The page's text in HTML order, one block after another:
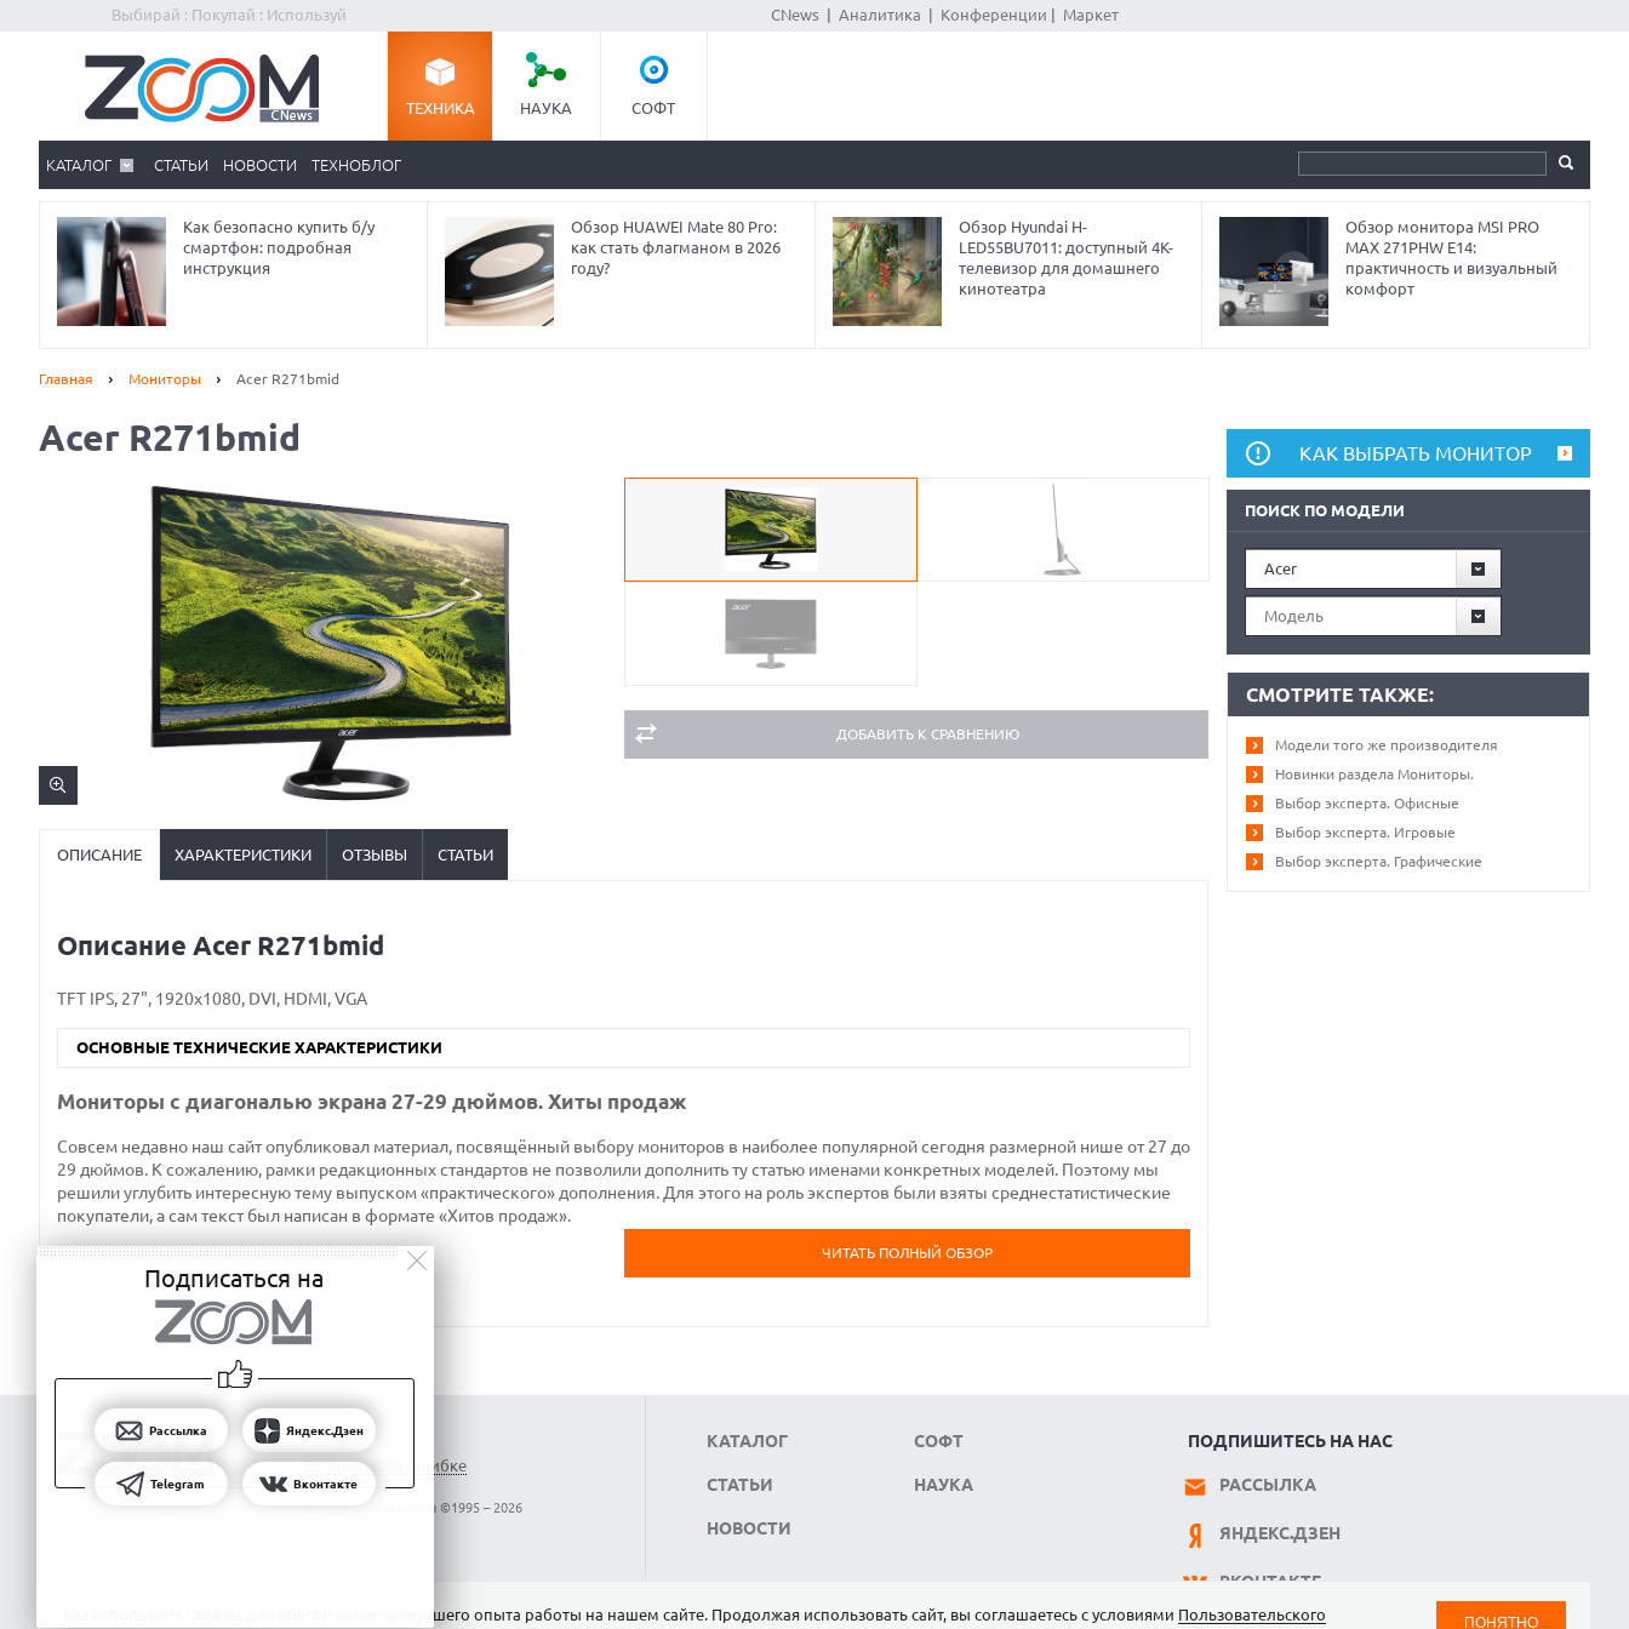
Выбирай : Покупай : Используй CNews| Аналитика Конференции Маркет
ТЕХНИКА НАУКА СОФТ
КАТАЛОГ СТАТЬИ НОВОСТИ ТЕХНОБЛОГ
Как безопасно купить б/у
смартфон: подробная
инструкция
Обзор HUAWEI Mate 80 Pro:
как стать флагманом в 2026
году?
Обзор Hyundai H-
LED55BU7011: доступный 4K-
телевизор для домашнего
кинотеатра
Обзор монитора MSI PRO
MAX 271PHW E14:
практичность и визуальный
комфорт
Главная Мониторы Acer R271bmid
Acer R271bmid
ДОБАВИТЬ К СРАВНЕНИЮ
ОПИСАНИЕ ХАРАКТЕРИСТИКИ ОТЗЫВЫ СТАТЬИ
Описание Acer R271bmid
TFT IPS, 27", 1920x1080, DVI, HDMI, VGA
ОСНОВНЫЕ ТЕХНИЧЕСКИЕ ХАРАКТЕРИСТИКИ
Мониторы с диагональю экрана 27-29 дюймов. Хиты продаж
Совсем недавно наш сайт опубликовал материал, посвящённый выбору мониторов в наиболее популярной сегодня размерной нише от 27 до
29 дюймов. К сожалению, рамки редакционных стандартов не позволили дополнить ту статью именами конкретных моделей. Поэтому мы
решили углубить интересную тему выпуском «практического» дополнения. Для этого на роль экспертов были взяты среднестатистические
покупатели, а сам текст был написан в формате «Хитов продаж».
ЧИТАТЬ ПОЛНЫЙ ОБЗОР
КАК ВЫБРАТЬ МОНИТОР
ПОИСК ПО МОДЕЛИ
Acer
Модель
СМОТРИТЕ ТАКЖЕ:
Модели того же производителя
Новинки раздела Мониторы.
Выбор эксперта. Офисные
Выбор эксперта. Игровые
Выбор эксперта. Графические
Сообщить об ошибке
Все права защищены ©1995 – 2026
КАТАЛОГ
СТАТЬИ
НОВОСТИ
СОФТ
НАУКА
ПОДПИШИТЕСЬ НА НАС
РАССЫЛКА
ЯНДЕКС.ДЗЕН
ВКОНТАКТЕ
Подписаться на
Рассылка Яндекс.Дзен
Telegram Вконтакте
Мы используем Сookies для обеспечения наилучшего опыта работы на нашем сайте. Продолжая использовать сайт, вы соглашаетесь с условиями Пользовательского
ПОНЯТНО